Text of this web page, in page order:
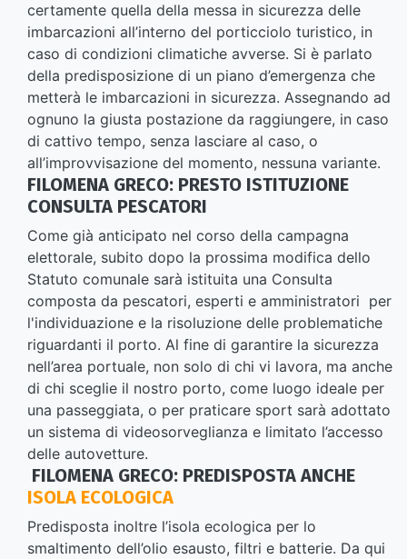
certamente quella della messa in sicurezza delle
imbarcazioni all’interno del porticciolo turistico, in
caso di condizioni climatiche avverse. Si è parlato
della predisposizione di un piano d’emergenza che
metterà le imbarcazioni in sicurezza. Assegnando ad
ognuno la giusta postazione da raggiungere, in caso
di cattivo tempo, senza lasciare al caso, o
all’improvvisazione del momento, nessuna variante.
FILOMENA GRECO: PRESTO ISTITUZIONE
CONSULTA PESCATORI
Come già anticipato nel corso della campagna
elettorale, subito dopo la prossima modifica dello
Statuto comunale sarà istituita una Consulta
composta da pescatori, esperti e amministratori per
l'individuazione e la risoluzione delle problematiche
riguardanti il porto. Al fine di garantire la sicurezza
nell’area portuale, non solo di chi vi lavora, ma anche
di chi sceglie il nostro porto, come luogo ideale per
una passeggiata, o per praticare sport sarà adottato
un sistema di videosorveglianza e limitato l’accesso
delle autovetture.
FILOMENA GRECO: PREDISPOSTA ANCHE
ISOLA ECOLOGICA
Predisposta inoltre l’isola ecologica per lo
smaltimento dell’olio esausto, filtri e batterie. Da qui